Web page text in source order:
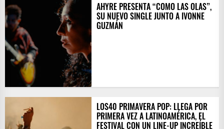
AHYRE PRESENTA “COMO LAS OLAS”,
SU NUEVO SINGLE JUNTO A IVONNE
GUZMÁN
LOS40 PRIMAVERA POP: LLEGA POR
PRIMERA VEZ A LATINOAMÉRICA, EL
FESTIVAL CON UN LINE-UP INCREÍBLE